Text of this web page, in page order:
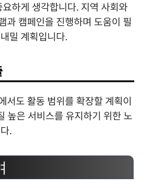
하게 생각합니다. 지역 사회와
과 캠페인을 진행하며 도움이 필
밀 계획입니다.
서도 활동 범위를 확장할 계획이
높은 서비스를 유지하기 위한 노
.